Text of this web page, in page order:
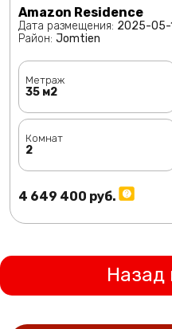
Amazon Residence
Дата размещения: 2025-05-
Район: Jomtien
Метраж
35 м2
Комнат
2
4 649 400 руб.
Назад